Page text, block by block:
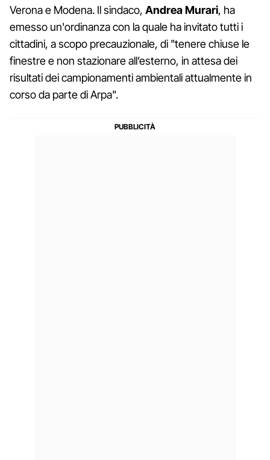
Verona e Modena. Il sindaco, Andrea Murari, ha
emesso un'ordinanza con la quale ha invitato tutti i
cittadini, a scopo precauzionale, di "tenere chiuse le
finestre e non stazionare all’esterno, in attesa dei
risultati dei campionamenti ambientali attualmente in
corso da parte di Arpa".